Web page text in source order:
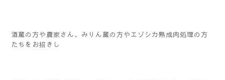
酒蔵の方や農家さん、みりん蔵の方やエゾシカ熟成肉処理の方
たちをお招きし